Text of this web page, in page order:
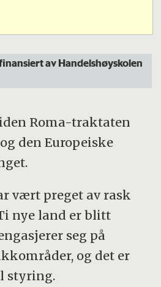
av Handelshøyskolen
Roma-traktaten
den Europeiske
vært preget av rask
nye land er blitt
seg på
og det er
styring.